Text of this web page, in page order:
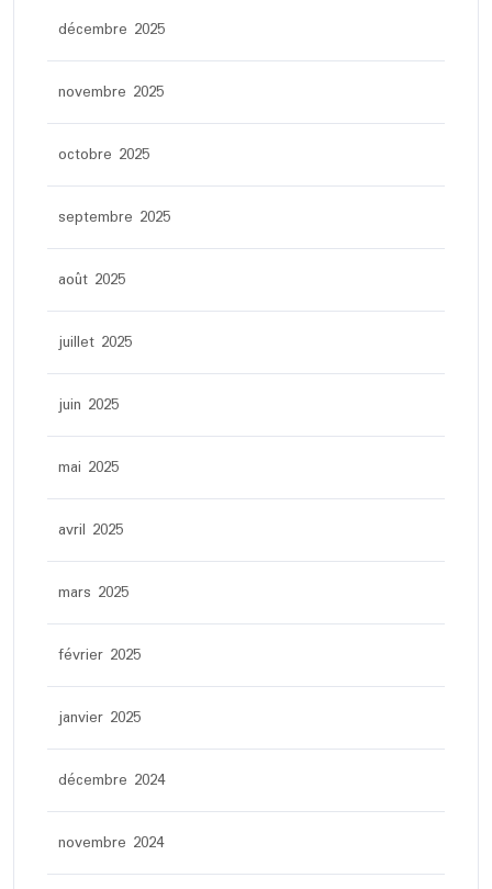
décembre 2025
novembre 2025
octobre 2025
septembre 2025
août 2025
juillet 2025
juin 2025
mai 2025
avril 2025
mars 2025
février 2025
janvier 2025
décembre 2024
novembre 2024